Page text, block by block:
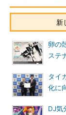
新
卵の
ステ
タイ
化に
DJ気